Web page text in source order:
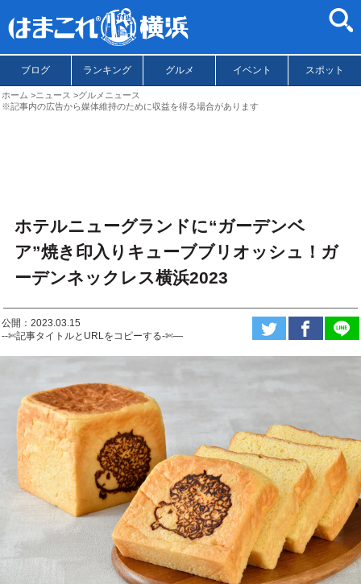
ブログ ランキング グルメ イベント スポット
ホーム ニュース
グルメニュース
※記事内の広告から媒体維持のために収益を得る場合があります
ホテルニューグランドに“ガーデンベ
ア”焼き印入りキューブブリオッシュ！ガ
ーデンネックレス横浜2023
公開：2023.03.15
--✄記事タイトルとURLをコピーする-✄—